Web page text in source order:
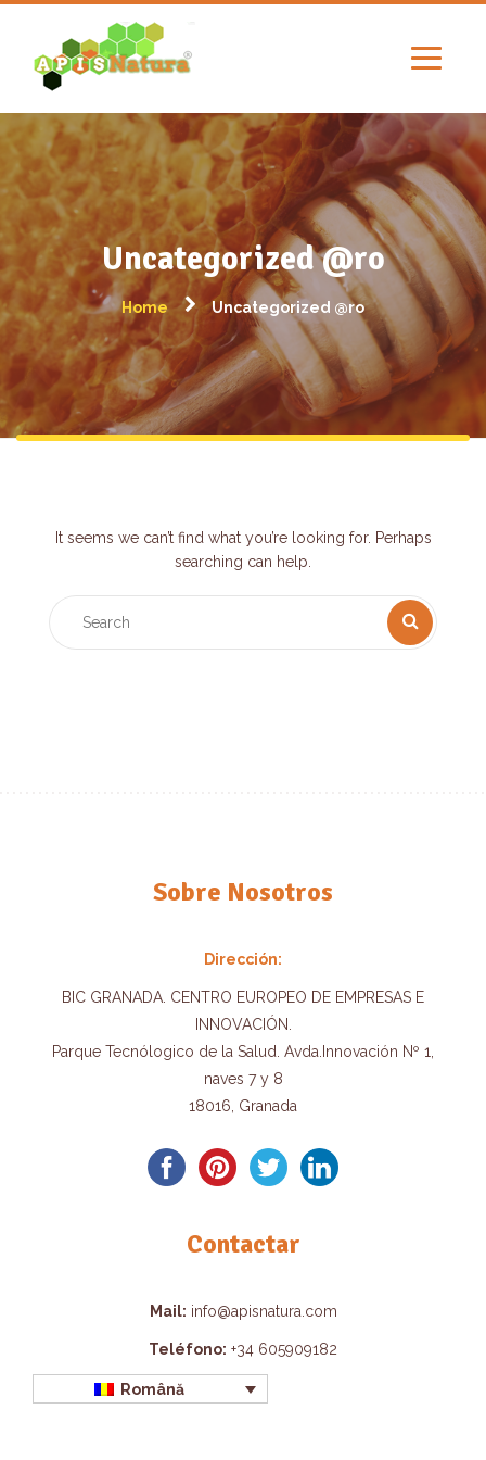
Uncategorized @ro
Home Uncategorized @ro
It seems we can’t find what you’re looking for. Perhaps
searching can help.
Sobre Nosotros
Dirección:
BIC GRANADA. CENTRO EUROPEO DE EMPRESAS E
INNOVACIÓN.
Parque Tecnólogico de la Salud. Avda.Innovación Nº 1,
naves 7 y 8
18016, Granada
Contactar
Mail: info@apisnatura.com
Teléfono: +34 605909182
Română